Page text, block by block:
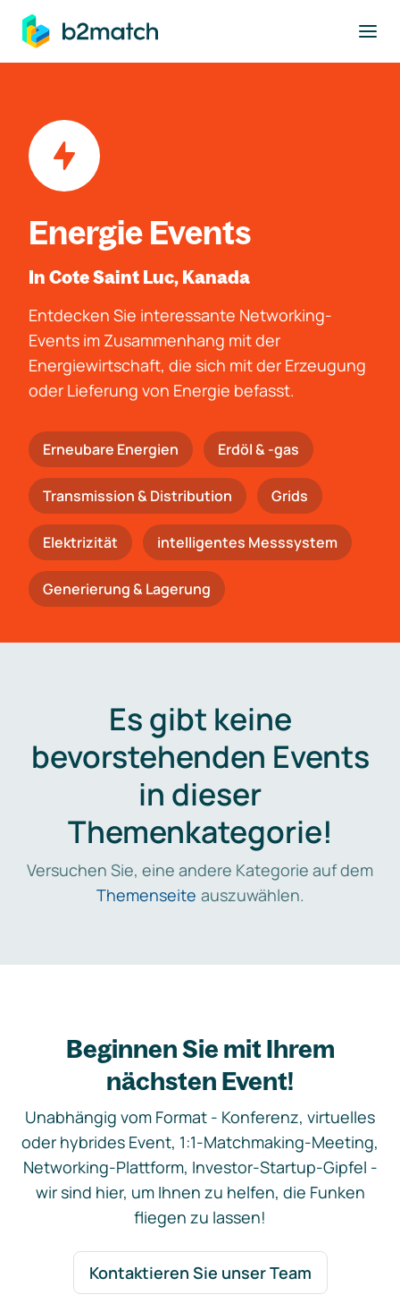
springen
Energie Events
In Cote Saint Luc, Kanada
Entdecken Sie interessante Networking-
Events im Zusammenhang mit der
Energiewirtschaft, die sich mit der Erzeugung
oder Lieferung von Energie befasst.
Erneubare Energien Erdöl & -gas
Trans­mis­si­on & Distribution Grids
Elektrizität intelligentes Messsystem
Generierung & Lagerung
Es gibt keine
bevorstehenden Events
in dieser
Themenkategorie!
Versuchen Sie, eine andere Kategorie auf dem
Themenseite auszuwählen.
Beginnen Sie mit Ihrem
nächsten Event!
Unabhängig vom Format - Konferenz, virtuelles
oder hybrides Event, 1:1-Matchmaking-Meeting,
Networking-Plattform, Investor-Startup-Gipfel -
wir sind hier, um Ihnen zu helfen, die Funken
fliegen zu lassen!
Kontaktieren Sie unser Team